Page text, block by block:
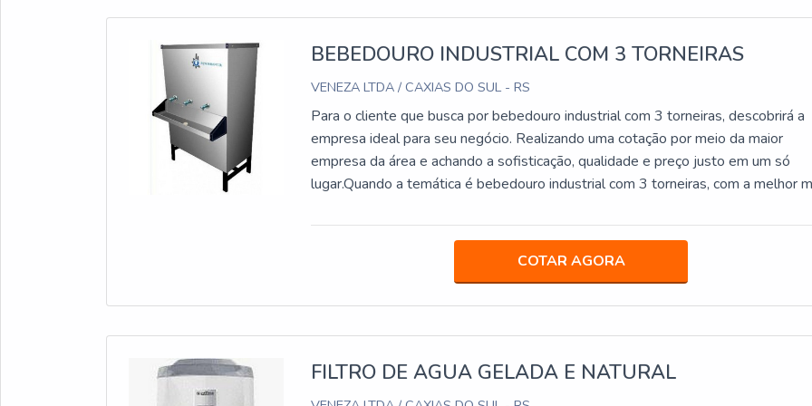
BEBEDOURO INDUSTRIAL COM 3 TORNEIRAS
VENEZA LTDA / CAXIAS DO SUL - RS
Para o cliente que busca por bebedouro industrial com 3 torneiras, descobrirá a
empresa ideal para seu negócio. Realizando uma cotação por meio da maior
empresa da área e achando a sofisticação, qualidade e preço justo em um só
lugar.Quando a temática é bebedouro industrial com 3 torneiras, com a melhor
acessível.UM POUCO MAIS SOBRE BEBEDOURO INDUSTRIAL COM 3
TORNEIRASA Veneza Filtros objetiva seus reforços em criar para cada cliente
maneiras eficientes de demonstrar competência e excelência em sua área de
atuação. A Veneza Filtros se mostra referência por ter: Soluções para quem
COTAR AGORA
FILTRO DE AGUA GELADA E NATURAL